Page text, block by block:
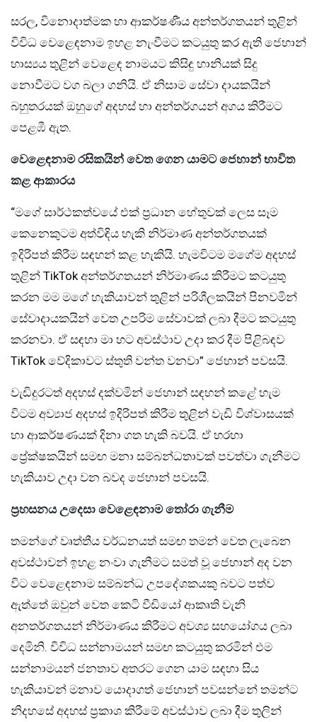
සරල, විනොදාත්මක හා ආකර්ෂණීය අන්තර්ගතයන් තුළින්
විවිධ වෙළෙඳනාම ඉහළ නැංවීමට කටයුතු කර ඇති ජෙහාන්
හාස්‍යය තුළින් වෙළෙඳ නාමයට කිසිඳු හානියක් සිදු
නොවීමට වග බලා ගනියි. ඒ නිසාම සේවා දායකයින්
බහුතරයක් ඔහුගේ අදහස් හා අන්තර්ගයන් අගය කිරීමට
පෙළඹී ඇත.
වෙළෙඳනාම රසිකයින් වෙත ගෙන යාමට ජෙහාන් භාවිත
කළ ආකාරය
“මගේ සාර්ථකත්වයේ එක් ප්‍රධාන හේතුවක් ලෙස සෑම
කෙනෙකුටම අත්විඳිය හැකි නිර්මාණ අන්තර්ගතයක්
ඉදිරිපත් කිරීම සඳහන් කළ හැකියි. හැමවිටම මගේම අදහස්
තුළින් TikTok අන්තර්ගතයන් නිර්මාණය කිරීමට කටයුතු
කරන මම මගේ හැකියාවන් තුළින් පරිශීලකයින් පිනවමින්
සේවාදායකයින් වෙත උපරිම සේවාවක් ලබා දීමට කටයුතු
කරනවා. ඒ සඳහා මා හට අවස්ථාව උදා කර දීම පිළිබඳව
TikTok වේදිකාවට ස්තුති වන්ත වනවා” ජෙහාන් පවසයි.
වැඩිදුරටත් අදහස් දක්වමින් ජෙහාන් සඳහන් කළේ හැම
විටම අව්‍යාජ අදහස් ඉදිරිපත් කිරීම තුළින් වැඩි විශ්වාසයක්
හා ආකර්ෂණයක් දිනා ගත හැකි බවයි. ඒ හරහා
ප්‍රේක්ෂකයින් සමඟ මනා සම්බන්ධතාවක් පවත්වා ගැනීමට
හැකියාව උදා වන බවද ජෙහාන් පවසයි.
ප්‍රහසනය උදෙසා වෙළෙඳනාම තෝරා ගැනීම
තමන්ගේ වෘත්තීය වර්ධනයත් සමඟ තමන් වෙත ලැබෙන
අවස්ථාවන් ඉහළ නංවා ගැනීමට සමත් වූ ජෙහාන් අද වන
විට වෙළෙඳනාම සම්බන්ධ උපදේශකයකු බවට පත්ව
ඇත්තේ ඔවුන් වෙත කෙටි වීඩියෝ ආකෘති වැනි
අනතර්ගතයන් නිර්මාණය කිරීමට අවශ්‍ය සහයෝගය ලබා
දෙමිනි. විවිධ සන්නාමයන් සමඟ කටයුතු කරමින් එම
සන්නාමයන් ජනතාව අතරට ගෙන යාම සඳහා සිය
හැකියාවන් මනාව යොදාගත් ජෙහාන් පවසන්නේ තමන්ට
නිදහසේ අදහස් ප්‍රකාශ කිරීමේ අවස්ථාව ලබා දීම තුලින්